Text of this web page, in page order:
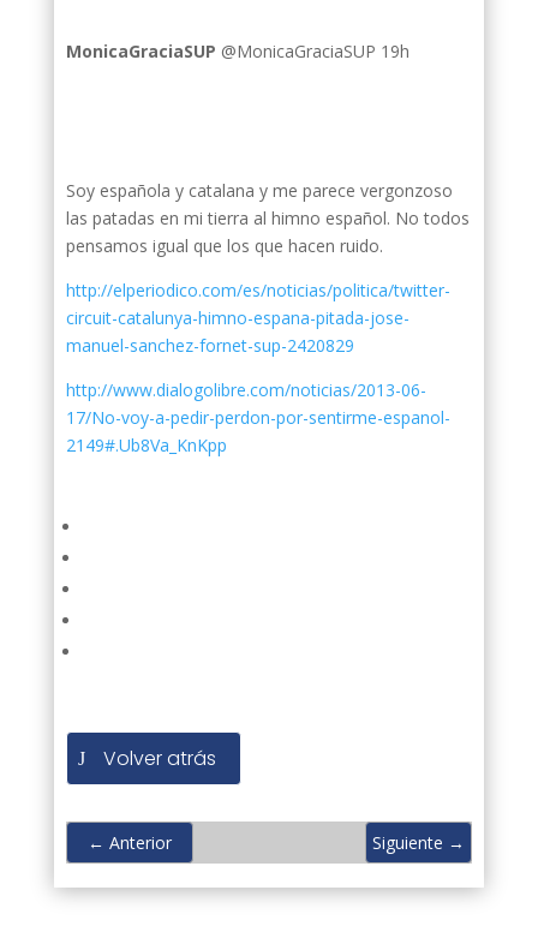
MonicaGraciaSUP ‏@MonicaGraciaSUP 19h
Soy española y catalana y me parece vergonzoso
las patadas en mi tierra al himno español. No todos
pensamos igual que los que hacen ruido.
http://elperiodico.com/es/noticias/politica/twitter-
circuit-catalunya-himno-espana-pitada-jose-
manuel-sanchez-fornet-sup-2420829
http://www.dialogolibre.com/noticias/2013-06-
17/No-voy-a-pedir-perdon-por-sentirme-espanol-
2149#.Ub8Va_KnKpp
Volver atrás
← Anterior Siguiente →